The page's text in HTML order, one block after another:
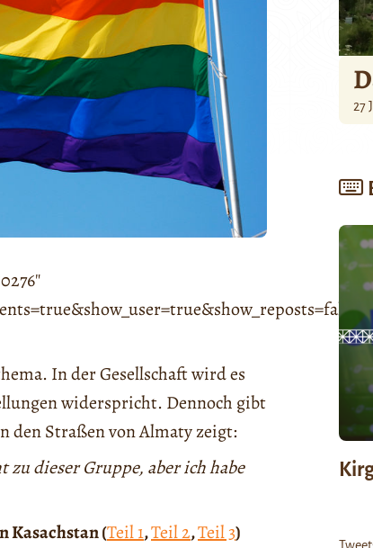
In der Gesellschaft wird es
widerspricht. Dennoch gibt
den Straßen von Almaty zeigt:
zu dieser Gruppe, aber ich habe
Kasachstan (Teil 1,Teil 2,Teil 3)
27